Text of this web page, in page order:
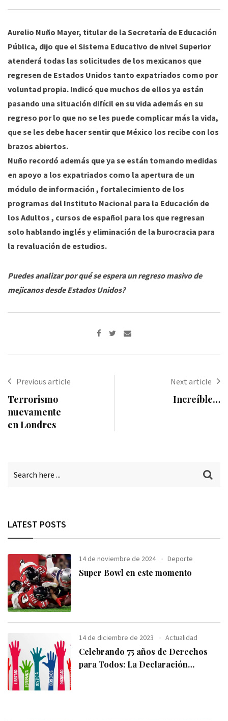
Aurelio Nuño Mayer, titular de la Secretaría de Educación
Pública, dijo que el Sistema Educativo de nivel Superior
atenderá todas las solicitudes de los mexicanos que
regresen de Estados Unidos tanto expatriados como por
voluntad propia. Indicó que muchos de ellos ya están
pasando una situación difícil en su vida además en su
regreso por lo que no se les puede complicar más la vida,
que se les debe hacer sentir que México los recibe con los
brazos abiertos.
Nuño recordó además que ya se están tomando medidas
en apoyo a los expatriados como la apertura de un
módulo de información , fortalecimiento de los
programas del Instituto Nacional para la Educación de
los Adultos , cursos de español para los que regresan
solo hablando inglés y eliminación de la burocracia para
la revaluación de estudios.
Puedes analizar por qué se espera un regreso masivo de
mejicanos desde Estados Unidos?
Share
Previous article
Terrorismo
nuevamente
en Londres
Next article
Increíble…
LATEST POSTS
14 de noviembre de 2024 Deporte
Super Bowl en este momento
14 de diciembre de 2023 Actualidad
Celebrando 75 años de Derechos
para Todos: La Declaración